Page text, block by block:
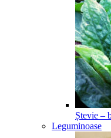
Ștevie –
Leguminoase